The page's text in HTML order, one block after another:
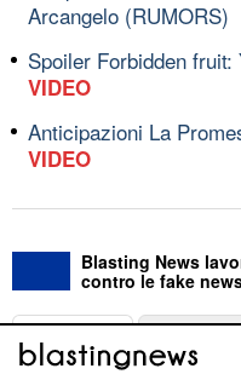
Arcangelo (RUMORS)
Spoiler Forbidden
VIDEO
Anticipazioni La
VIDEO
Blasting News
contro le fake
ABOUT